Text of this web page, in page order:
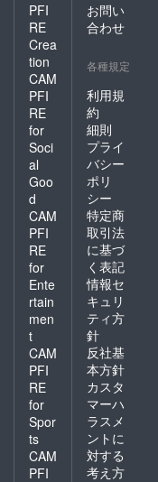
PFI
RE
Crea
tion
CAM
PFI
RE
for
Soci
al
Goo
d
CAM
PFI
RE
for
Ente
rtain
men
t
CAM
PFI
RE
for
Spor
ts
CAM
PFI
お問い
合わせ
各種規定
利用規
約
細則
プライ
バシー
ポリ
シー
特定商
取引法
に基づ
く表記
情報セ
キュリ
ティ方
針
反社基
本方針
カスタ
マーハ
ラスメ
ントに
対する
考え方